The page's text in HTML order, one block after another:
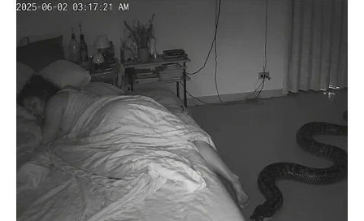
VAGA
Zvijezde vam donose veoma lijepu ljubavnu energiju i
mnogo više pažnje nego ranije.
Ako ste slobodni, moguće je poznanstvo koje odmah budi
emocije.